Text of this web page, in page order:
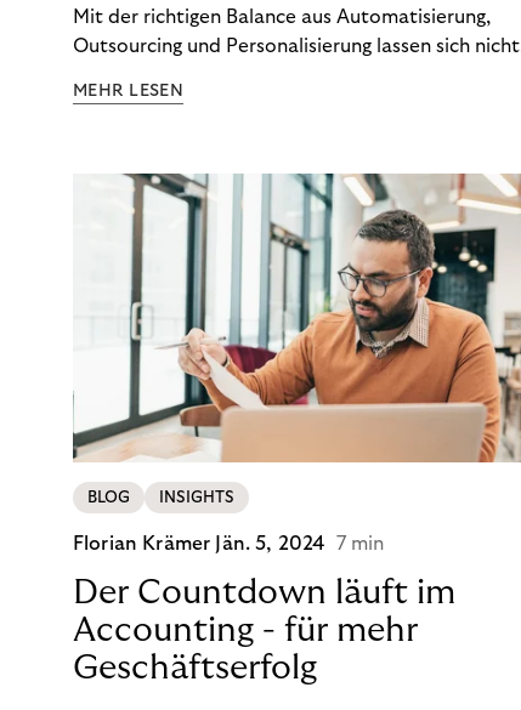
Mit der richtigen Balance aus Automatisierung,
Outsourcing und Personalisierung lassen sich nicht
Ergebnisse sichern. Riverty zeigt, wie Recovery-
MEHR LESEN
BLOG INSIGHTS
Florian Krämer Jän. 5, 2024 7 min
Der Countdown läuft im
Accounting - für mehr
Geschäftserfolg